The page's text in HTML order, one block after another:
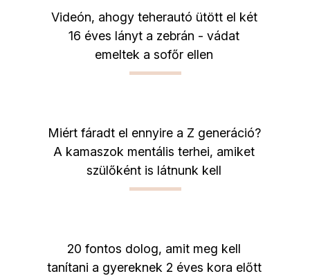
Videón, ahogy teherautó ütött el két
16 éves lányt a zebrán - vádat
emeltek a sofőr ellen
Miért fáradt el ennyire a Z generáció?
A kamaszok mentális terhei, amiket
szülőként is látnunk kell
20 fontos dolog, amit meg kell
tanítani a gyereknek 2 éves kora előtt